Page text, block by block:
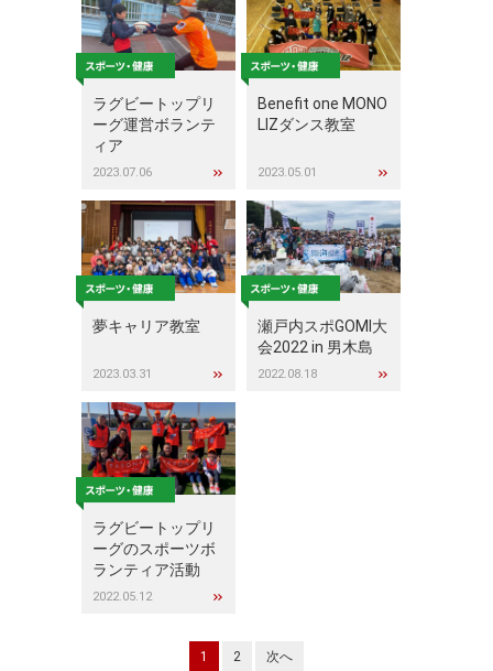
ラグビートップリ
ーグ運営ボランテ
ィア
2023.07.06
Benefit one MONO
LIZダンス教室
2023.05.01
夢キャリア教室
2023.03.31
瀬戸内スポGOMI大
会2022 in 男木島
2022.08.18
ラグビートップリ
ーグのスポーツボ
ランティア活動
2022.05.12
1 2 次へ